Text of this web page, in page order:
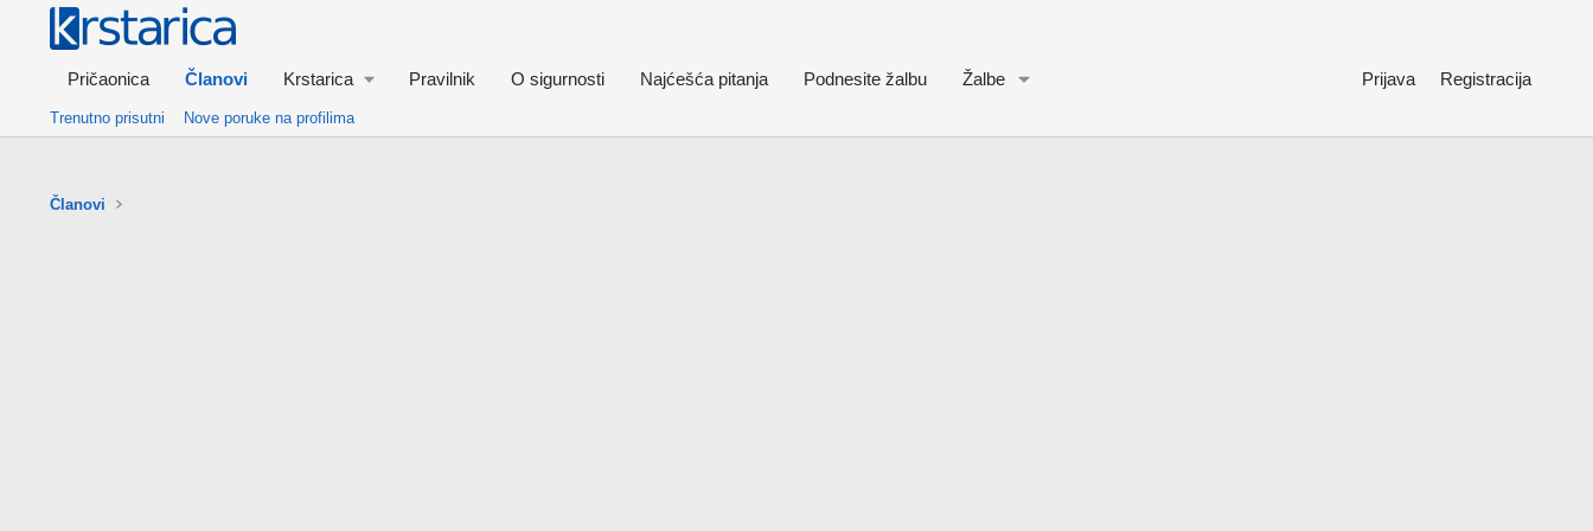
Pričaonica Članovi Krstarica Pravilnik O sigurnosti Najćešća pitanja Podnesite žalbu Žalbe Prijava Registracija
Trenutno prisutni Nove poruke na profilima
Članovi